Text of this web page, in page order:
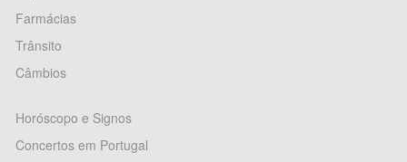
Farmácias
Trânsito
Câmbios
Horóscopo e Signos
Concertos em Portugal